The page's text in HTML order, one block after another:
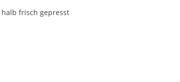
frisch gepresst